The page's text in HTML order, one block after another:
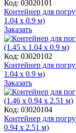
Код: 03020101
Контейнер для
1.04 x 0.9 м)
Заказать
Код: 03020102
Контейнер для
1.04 x 0.9 м)
Заказать
Код: 03020104
Контейнер для
0.94 x 2.51 м)